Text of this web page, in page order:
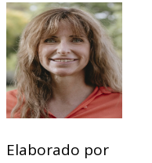
Elaborado por